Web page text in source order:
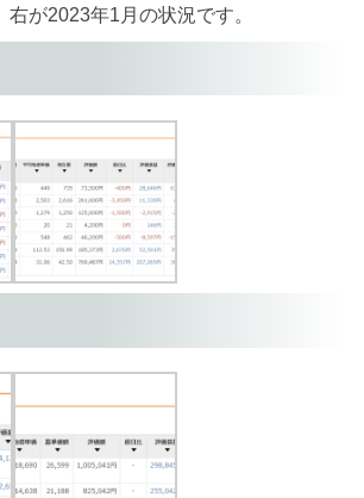
が2023年1月の状況です。